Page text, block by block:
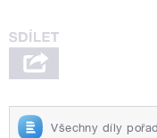
Všechny díly